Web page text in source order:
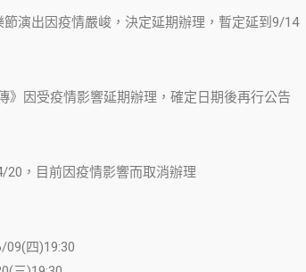
演出因疫情嚴峻，決定延期辦理，暫定延到9/14
》因受疫情影響延期辦理，確定日期後再行公告
20，目前因疫情影響而取消辦理
09(四)19:30